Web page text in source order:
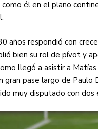
él en el plano
años respondió con
bien su rol de pívot y
llegó a asistir a
gran pase largo de
muy disputado con